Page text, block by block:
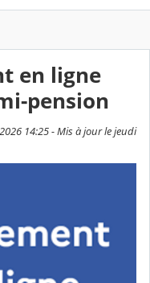
en ligne
pension
14:25 - Mis à jour le jeudi